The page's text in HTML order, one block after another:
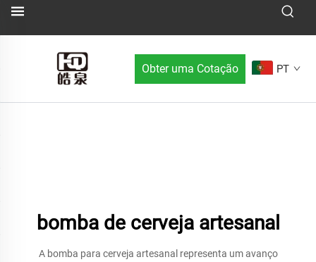
Obter uma Cotação PT
bomba de cerveja artesanal
A bomba para cerveja artesanal representa um avanço